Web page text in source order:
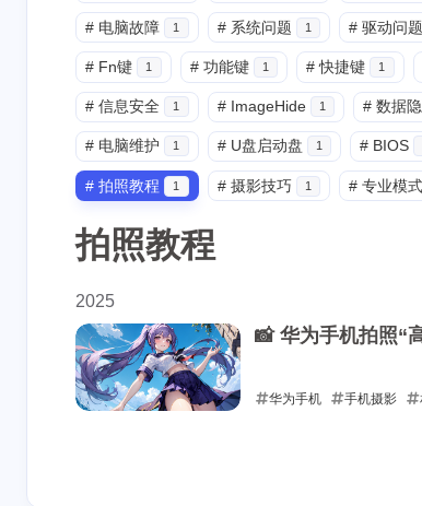
# 电脑故障 1 # 系统问题 1 # 驱动问题
# Fn键 1 # 功能键 1 # 快捷键 1
# 信息安全 1 # ImageHide 1 # 数据
# 电脑维护 1 # U盘启动盘 1 # BIOS
# 拍照教程 1 # 摄影技巧 1 # 专业模式
拍照教程
2025
📸 华为手机拍照“
华为手机 手机摄影